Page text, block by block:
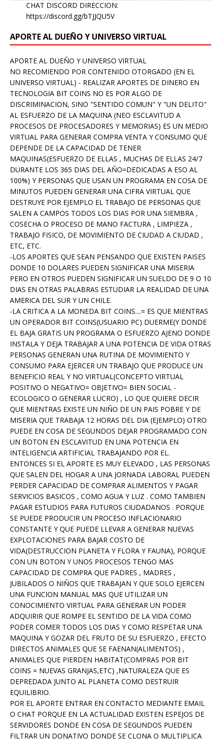
CHAT DISCORD DIRECCION:
https://discord.gg/bTJJQU5V
APORTE AL DUEÑO Y UNIVERSO VIRTUAL
APORTE AL DUEÑO Y UNIVERSO VIRTUAL
NO RECOMIENDO POR CONTENIDO OTORGADO (EN EL
UNIVERSO VIRTUAL) - REALIZAR APORTES DE DINERO EN
TECNOLOGIA BIT COINS NO ES POR ALGO DE
DISCRIMINACION, SINO "SENTIDO COMUN" Y "UN DELITO"
AL ESFUERZO DE LA MAQUINA (NEO ESCLAVITUD A
PROCESOS DE PROCESADORES Y MEMORIAS) ES UN MEDIO
VIRTUAL PARA GENERAR COMPRA VENTA Y CONSUMO QUE
DEPENDE DE LA CAPACIDAD DE TENER
MAQUINAS(ESFUERZO DE ELLAS , MUCHAS DE ELLAS 24/7
DURANTE LOS 365 DIAS DEL AÑO=DEDICADAS A ESO AL
100%) Y PERSONAS QUE USAN UN PROGRAMA EN COSA DE
MINUTOS PUEDEN GENERAR UNA CIFRA VIRTUAL QUE
DESTRUYE POR EJEMPLO EL TRABAJO DE PERSONAS QUE
SALEN A CAMPOS TODOS LOS DIAS POR UNA SIEMBRA ,
COSECHA O PROCESO DE MANO FACTURA , LIMPIEZA ,
TRABAJO FISICO, DE MOVIMIENTO DE CIUDAD A CIUDAD ,
ETC, ETC.
-LOS APORTES QUE SEAN PENSANDO QUE EXISTEN PAISES
DONDE 10 DOLARES PUEDEN SIGNIFICAR UNA MISERIA
PERO EN OTROS PUEDEN SIGNIFICAR UN SUELDO DE 9 O 10
DIAS EN OTRAS PALABRAS ESTUDIAR LA REALIDAD DE UNA
AMERICA DEL SUR Y UN CHILE.
-LA CRITICA A LA MONEDA BIT COINS....= ES QUE MIENTRAS
UN OPERADOR BIT COINS(USUARIO PC) DUERME(Y DONDE
EL BAJA GRATIS UN PROGRAMA O ESFUERZO AJENO DONDE
INSTALA Y DEJA TRABAJAR A UNA POTENCIA DE VIDA OTRAS
PERSONAS GENERAN UNA RUTINA DE MOVIMIENTO Y
CONSUMO PARA EJERCER UN TRABAJO QUE PRODUCE UN
BENEFICIO REAL Y NO VIRTUAL(CONCEPTO VIRTUAL
POSITIVO O NEGATIVO= OBJETIVO= BIEN SOCIAL -
ECOLOGICO O GENERAR LUCRO) , LO QUE QUIERE DECIR
QUE MIENTRAS EXISTE UN NIÑO DE UN PAIS POBRE Y DE
MISERIA QUE TRABAJA 12 HORAS DEL DIA (EJEMPLO) OTRO
PUEDE EN COSA DE SEGUNDOS DEJAR PROGRAMADO CON
UN BOTON EN ESCLAVITUD EN UNA POTENCIA EN
INTELIGENCIA ARTIFICIAL TRABAJANDO POR EL.
ENTONCES SI EL APORTE ES MUY ELEVADO , LAS PERSONAS
QUE SALEN DEL HOGAR A UNA JORNADA LABORAL PUEDEN
PERDER CAPACIDAD DE COMPRAR ALIMENTOS Y PAGAR
SERVICIOS BASICOS , COMO AGUA Y LUZ . COMO TAMBIEN
PAGAR ESTUDIOS PARA FUTUROS CIUDADANOS . PORQUE
SE PUEDE PRODUCIR UN PROCESO INFLACIONARIO
CONSTANTE Y QUE PUEDE LLEVAR A GENERAR NUEVAS
EXPLOTACIONES PARA BAJAR COSTO DE
VIDA(DESTRUCCION PLANETA Y FLORA Y FAUNA), PORQUE
CON UN BOTON Y UNOS PROCESOS TENGO MAS
CAPACIDAD DE COMPRA QUE PADRES , MADRES ,
JUBILADOS O NIÑOS QUE TRABAJAN Y QUE SOLO EJERCEN
UNA FUNCION MANUAL MAS QUE UTILIZAR UN
CONOCIMIENTO VIRTUAL PARA GENERAR UN PODER
ADQUIRIR QUE ROMPE EL SENTIDO DE LA VIDA COMO
PODER COMER TODOS LOS DIAS Y COMO RESPETAR UNA
MAQUINA Y GOZAR DEL FRUTO DE SU ESFUERZO , EFECTO
DIRECTOS ANIMALES QUE SE FAENAN(ALIMENTOS) ,
ANIMALES QUE PIERDEN HABITAT(COMPRAS POR BIT
COINS = NUEVAS GRANJAS,ETC) ,NATURALEZA QUE ES
DEPREDADA JUNTO AL PLANETA COMO DESTRUIR
EQUILIBRIO.
POR EL APORTE ENTRAR EN CONTACTO MEDIANTE EMAIL
O CHAT PORQUE EN LA ACTUALIDAD EXISTEN ESPEJOS DE
SERVIDORES DONDE EN COSA DE SEGUNDOS PUEDEN
FILTRAR UN DONATIVO DONDE SE CLONA O MULTIPLICA